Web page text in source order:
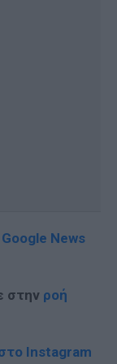
Google News
στην ροή
Instagram